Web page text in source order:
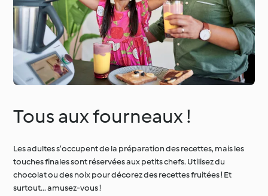
Tous aux fourneaux !
Les adultes s’occupent de la préparation des recettes, mais les
touches finales sont réservées aux petits chefs. Utilisez du
chocolat ou des noix pour décorez des recettes fruitées ! Et
surtout... amusez-vous !